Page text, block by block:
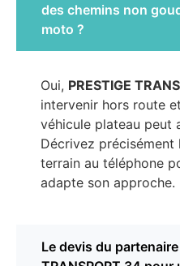
des chemins non
moto ?
Oui, PRESTIGE
intervenir hors route
véhicule plateau peut
Décrivez
terrain au téléphone
adapte son approche.
Le devis du partenaire